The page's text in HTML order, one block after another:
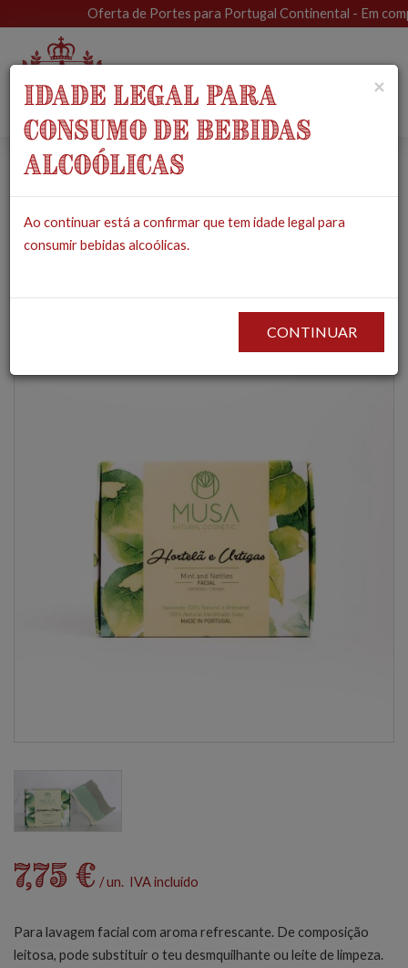
Oferta de Portes para Portugal Continental - Em
Sabonete Facial de
Hortelã e Urtigas -
7,75 € / un. IVA incluído
Para lavagem facial com aroma refrescante. De composição
leitosa, pode substituir o teu desmquilhante ou leite de limpeza.
×
IDADE LEGAL PARA
CONSUMO DE BEBIDAS
ALCOÓLICAS
Ao continuar está a confirmar que tem idade legal para
consumir bebidas alcoólicas.
CONTINUAR